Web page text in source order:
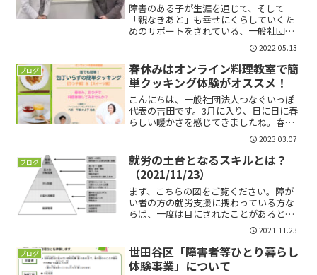
（2022/5/13）
障害のある子が生涯を通じて、そして
「親なきあと」も幸せにくらしていくた
めのサポートをされている、一般社団法
人障害のある子のライフプランサポート
2022.05.13
ブログ
春休みはオンライン料理教室で簡
単クッキング体験がオススメ！
こんにちは、一般社団法人つなぐいっぽ
代表の吉田です。3月に入り、日に日に春
らしい暖かさを感じてきましたね。春と
いえば、学生さんにとっての楽しみは、
春休み♪春休み期間の3月25日（土）に、
ソーシャルクッキングマスターさんと、
ステキなコラボイベ...
2023.03.07
ブログ
就労の土台となるスキルとは？
（2021/11/23）
まず、こちらの図をご覧ください。障が
い者の方の就労支援に携わっている方な
らば、一度は目にされたことがあると思
います。職業準備性のピラミッド（独立
行政法人 高齢･障害･求職者雇用支援機構
『2019年度版就業支援ハンドブック』よ
り）この図を見て...
2021.11.23
ブログ
世田谷区「障害者等ひとり暮らし
体験事業」について